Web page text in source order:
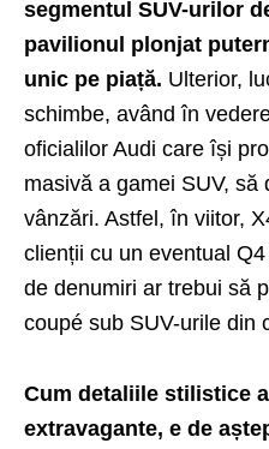
segmentul SUV-urilor
pavilionul plonjat
unic pe piață. Ulterior,
schimbe, având în
oficialilor Audi care își
masivă a gamei SUV, să
vânzări. Astfel, în viitor,
clienții cu un eventual
de denumiri ar trebui să
coupé sub SUV-urile din
Cum detaliile stilistice
extravagante, e de